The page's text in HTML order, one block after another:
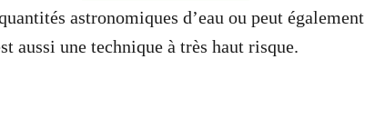
astronomiques d’eau ou peut également
aussi une technique à très haut risque.